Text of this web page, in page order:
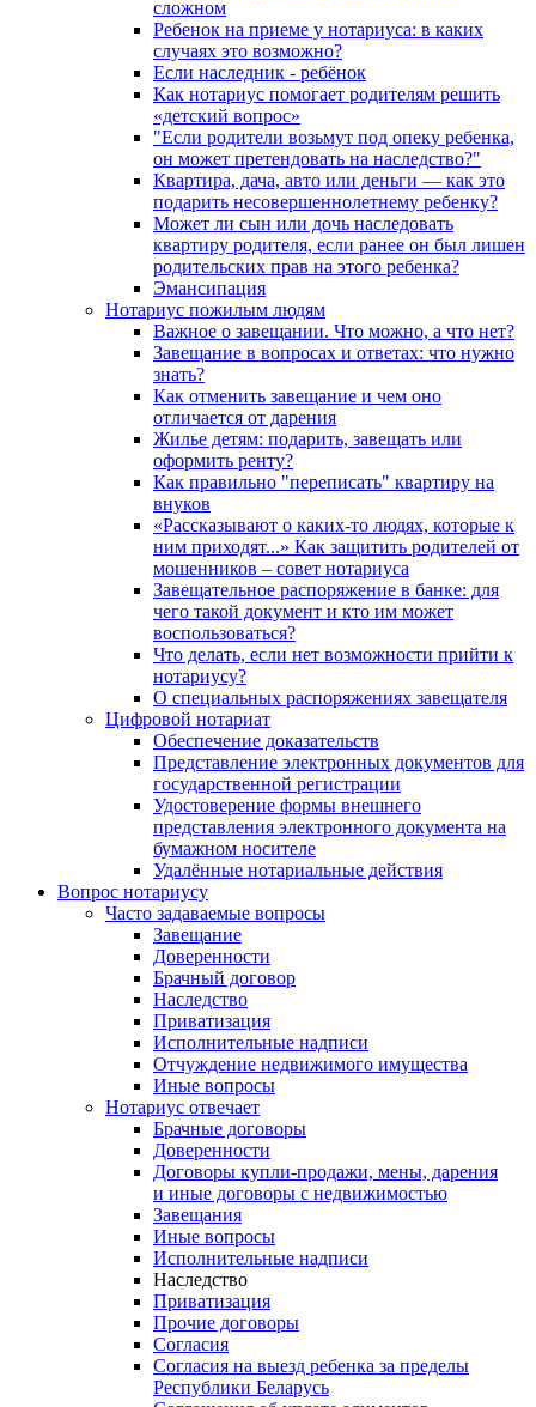
сложном
Ребенок на приеме у нотариуса: в каких
случаях это возможно?
Если наследник - ребёнок
Как нотариус помогает родителям решить
«детский вопрос»
"Если родители возьмут под опеку ребенка,
он может претендовать на наследство?"
Квартира, дача, авто или деньги — как это
подарить несовершеннолетнему ребенку?
Может ли сын или дочь наследовать
квартиру родителя, если ранее он был лишен
родительских прав на этого ребенка?
Эмансипация
Нотариус пожилым людям
Важное о завещании. Что можно, а что нет?
Завещание в вопросах и ответах: что нужно
знать?
Как отменить завещание и чем оно
отличается от дарения
Жилье детям: подарить, завещать или
оформить ренту?
Как правильно "переписать" квартиру на
внуков
«Рассказывают о каких-то людях, которые к
ним приходят...» Как защитить родителей от
мошенников – совет нотариуса
Завещательное распоряжение в банке: для
чего такой документ и кто им может
воспользоваться?
Что делать, если нет возможности прийти к
нотариусу?
О специальных распоряжениях завещателя
Цифровой нотариат
Обеспечение доказательств
Представление электронных документов для
государственной регистрации
Удостоверение формы внешнего
представления электронного документа на
бумажном носителе
Удалённые нотариальные действия
Вопрос нотариусу
Часто задаваемые вопросы
Завещание
Доверенности
Брачный договор
Наследство
Приватизация
Исполнительные надписи
Отчуждение недвижимого имущества
Иные вопросы
Нотариус отвечает
Брачные договоры
Доверенности
Договоры купли-продажи, мены, дарения
и иные договоры с недвижимостью
Завещания
Иные вопросы
Исполнительные надписи
Наследство
Приватизация
Прочие договоры
Согласия
Согласия на выезд ребенка за пределы
Республики Беларусь